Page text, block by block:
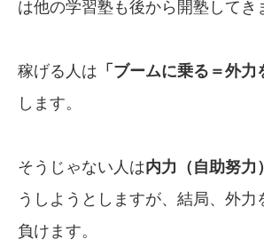
は他の学習塾も後から開塾してき
稼げる人は 「ブームに乗る＝外力
します。
そうじゃない人は内力（自助努力）
うしようとしますが、結局、外力
負けます。